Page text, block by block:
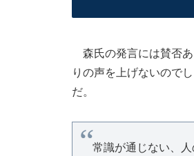
森氏の発言には賛否あ
りの声を上げないので
だ。
常識が通じない、